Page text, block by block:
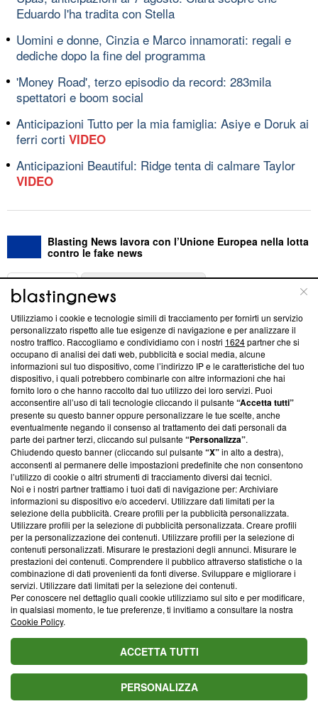
Eduardo l'ha tradita con Stella
Uomini e donne, Cinzia e Marco innamorati: regali e
dediche dopo la fine del programma
'Money Road', terzo episodio da record: 283mila
spettatori e boom social
Anticipazioni Tutto per la mia famiglia: Asiye e Doruk ai
ferri corti VIDEO
Anticipazioni Beautiful: Ridge tenta di calmare Taylor
VIDEO
Blasting News lavora con l’Unione Europea nella lotta
contro le fake news
ABOUT
Questa sezione offre informazioni trasparenti su Blasting
News, sui nostri processi editoriali e su come ci impegniamo a
creare news di qualità. Inoltre, afferma la nostra aderenza a
‘Trust Project - News with Integrity’Blasting News non è
ancora membro del programma, ma ha richiesto di farne
parte; Trust Project non ha ancora effettuato una verifica di
conformità agli standard.
Su di noi
Team editoriale
Corporate
Redazione
Informativa Privacy
Cookie Policy
Blasting SA, IDI CHE-247.845.224, Via Carlo Frasca, 3 - 6900
Lugano (Svizzera) Tel:+39 0690258937
© 2026 Blasting News
Utilizziamo i cookie e tecnologie simili di tracciamento per fornirti un servizio
personalizzato rispetto alle tue esigenze di navigazione e per analizzare il
nostro traffico. Raccogliamo e condividiamo con i nostri 1624partner che si
occupano di analisi dei dati web, pubblicità e social media, alcune
informazioni sul tuo dispositivo, come l’indirizzo IP e le caratteristiche del tuo
dispositivo, i quali potrebbero combinarle con altre informazioni che hai
fornito loro o che hanno raccolto dal tuo utilizzo dei loro servizi. Puoi
acconsentire all’uso di tali tecnologie cliccando il pulsante“Accetta tutti”
presente su questo banner oppure personalizzare le tue scelte, anche
eventualmente negando il consenso al trattamento dei dati personali da
parte dei partner terzi, cliccando sul pulsante“Personalizza”.
Chiudendo questo banner (cliccando sul pulsante“X”in alto a destra),
acconsenti al permanere delle impostazioni predefinite che non consentono
l’utilizzo di cookie o altri strumenti di tracciamento diversi dai tecnici.
Noi e i nostri partner trattiamo i tuoi dati di navigazione per: Archiviare
informazioni su dispositivo e/o accedervi. Utilizzare dati limitati per la
selezione della pubblicità. Creare profili per la pubblicità personalizzata.
Utilizzare profili per la selezione di pubblicità personalizzata. Creare profili
per la personalizzazione dei contenuti. Utilizzare profili per la selezione di
contenuti personalizzati. Misurare le prestazioni degli annunci. Misurare le
prestazioni dei contenuti. Comprendere il pubblico attraverso statistiche o la
combinazione di dati provenienti da fonti diverse. Sviluppare e migliorare i
servizi. Utilizzare dati limitati per la selezione dei contenuti.
Per conoscere nel dettaglio quali cookie utilizziamo sul sito e per modificare,
in qualsiasi momento, le tue preferenze, ti invitiamo a consultare la nostra
Cookie Policy.
ACCETTA TUTTI
PERSONALIZZA